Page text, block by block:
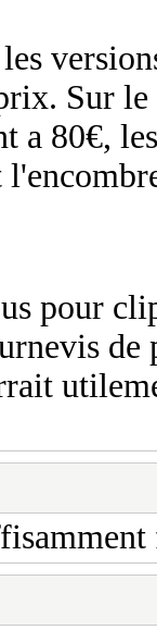
Sur le
a 80€,
pour
de